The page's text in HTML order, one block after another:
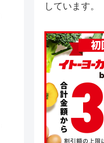
しています。